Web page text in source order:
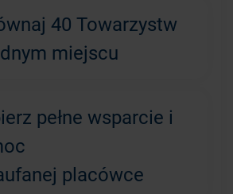
40 Towarzystw
miejscu
pełne wsparcie i
placówce